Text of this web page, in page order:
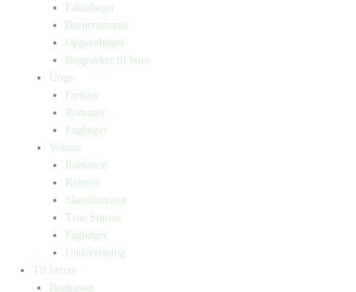
Faktabøger
Børneromaner
Opgavebøger
Bogpakker til børn
Unge
Fantasy
Romaner
Fagbøger
Voksne
Romance
Krimier
Skønlitteratur
True Stories
Fagbøger
Undervisning
Til lærere
Bogkasser